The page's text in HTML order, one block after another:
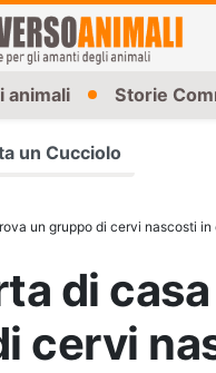
animali Storie
un Cucciolo
un gruppo di cervi nascosti in
di
cervi